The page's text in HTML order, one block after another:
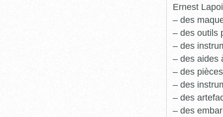
Ernest
– des
– des outils
– des
– des aides
– des
– des
– des
– des